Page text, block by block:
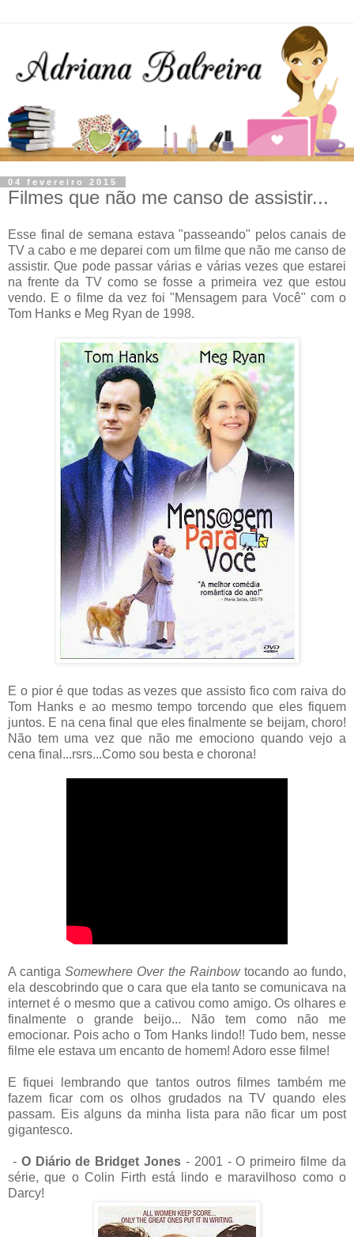
04 fevereiro 2015
Filmes que não me canso de assistir...
Esse final de semana estava "passeando" pelos canais de
TV a cabo e me deparei com um filme que não me canso de
assistir. Que pode passar várias e várias vezes que estarei
na frente da TV como se fosse a primeira vez que estou
vendo. E o filme da vez foi "Mensagem para Você" com o
Tom Hanks e Meg Ryan de 1998.
E o pior é que todas as vezes que assisto fico com raiva do
Tom Hanks e ao mesmo tempo torcendo que eles fiquem
juntos. E na cena final que eles finalmente se beijam, choro!
Não tem uma vez que não me emociono quando vejo a
cena final...rsrs...Como sou besta e chorona!
A cantigaSomewhere Over the Rainbowtocando ao fundo,
ela descobrindo que o cara que ela tanto se comunicava na
internet é o mesmo que a cativou como amigo. Os olhares e
finalmente o grande beijo... Não tem como não me
emocionar. Pois acho o Tom Hanks lindo!! Tudo bem, nesse
filme ele estava um encanto de homem! Adoro esse filme!
E fiquei lembrando que tantos outros filmes também me
fazem ficar com os olhos grudados na TV quando eles
passam. Eis alguns da minha lista para não ficar um post
gigantesco.
- O Diário de Bridget Jones - 2001 - O primeiro filme da
série, que o Colin Firth está lindo e maravilhoso como o
Darcy!